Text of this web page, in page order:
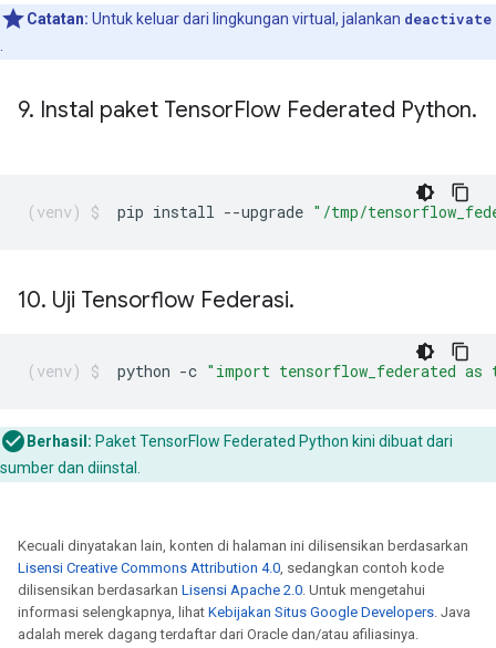
Catatan: Untuk keluar dari lingkungan virtual, jalankan deactivate
9. Instal paket TensorFlow Federated Python.
pip install --upgrade "/tmp/
10. Uji Tensorflow Federasi.
python -c "import tensorflow_federated
Berhasil: Paket TensorFlow Federated Python kini dibuat dari
sumber dan diinstal.
Kecuali dinyatakan lain, konten di halaman ini dilisensikan berdasarkan
Lisensi Creative Commons Attribution 4.0, sedangkan contoh kode
dilisensikan berdasarkan Lisensi Apache 2.0. Untuk mengetahui
informasi selengkapnya, lihat Kebijakan Situs Google Developers. Java
adalah merek dagang terdaftar dari Oracle dan/atau afiliasinya.